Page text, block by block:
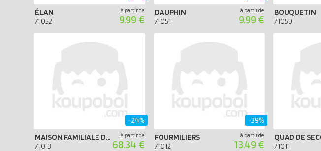
ÉLAN
71052
à partir de
9.99 €
DAUPHIN
71051
à partir de
9.99 €
BOUQUETIN
71050
MAISON FAMILIALE DANS L'ARBRE
71013
à partir de
68.34 €
-24%
FOURMILIERS
71012
à partir de
13.49 €
-39%
71011